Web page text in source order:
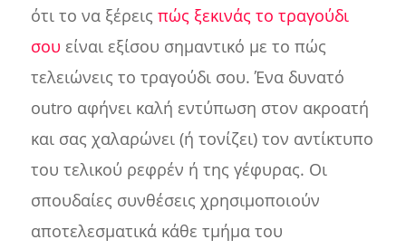
ότι το να ξέρεις πώς ξεκινάς το τραγούδι
σου είναι εξίσου σημαντικό με το πώς
τελειώνεις το τραγούδι σου. Ένα δυνατό
outro αφήνει καλή εντύπωση στον ακροατή
και σας χαλαρώνει (ή τονίζει) τον αντίκτυπο
του τελικού ρεφρέν ή της γέφυρας. Οι
σπουδαίες συνθέσεις χρησιμοποιούν
αποτελεσματικά κάθε τμήμα του